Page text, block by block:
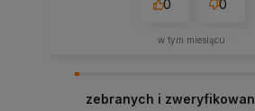
przesyłka dojdzie do mnie tak
0 0
w tym miesiącu
zebranych i